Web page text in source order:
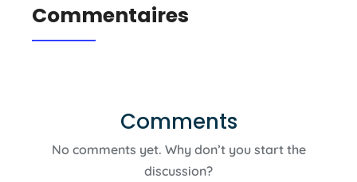
Commentaires
Comments
No comments yet. Why don’t you start the
discussion?